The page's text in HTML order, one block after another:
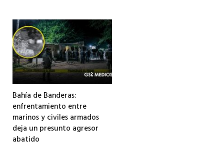
Bahía de Banderas:
enfrentamiento entre
marinos y civiles armados
deja un presunto agresor
abatido